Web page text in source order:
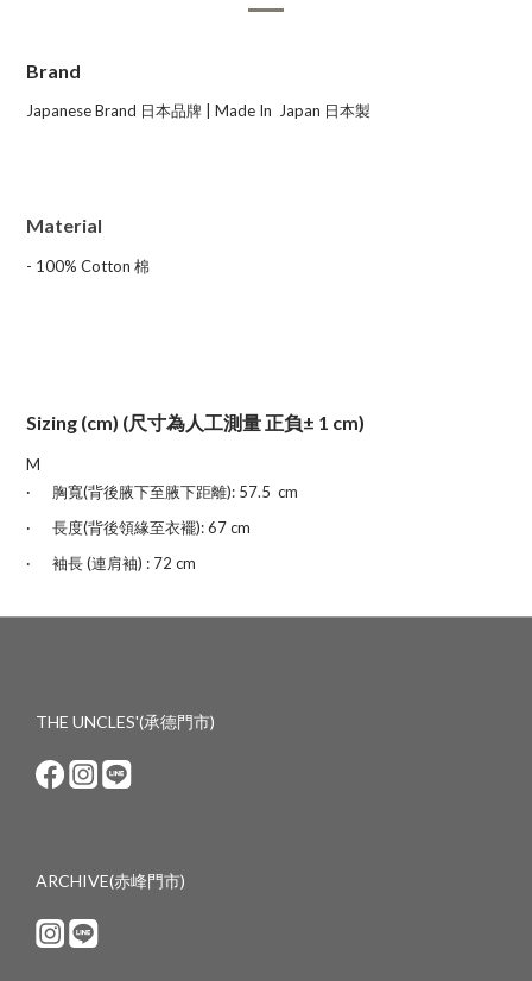
Brand
Japanese Brand 日本品牌 | Made In Japan 日本製
Material
- 100% Cotton 棉
Sizing (cm) (尺寸為人工測量 正負± 1 cm)
M
·
胸寬(背後腋下至腋下距離): 57.5 cm
·
長度(背後領緣至衣襬): 67cm
·
袖長 (連肩袖) : 72 cm
THE UNCLES'(承德門市)
ARCHIVE(赤峰門市)